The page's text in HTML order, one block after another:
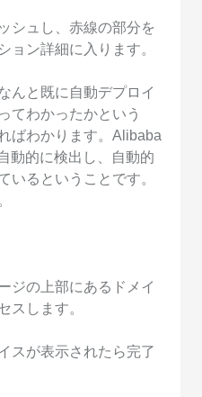
シュし、赤線の部分を
ョン詳細に入ります。
んと既に自動デプロイ
てわかったかという
ばわかります。Alibaba
動的に検出し、自動的
いるということです。
ジの上部にあるドメイ
スします。
スが表示されたら完了